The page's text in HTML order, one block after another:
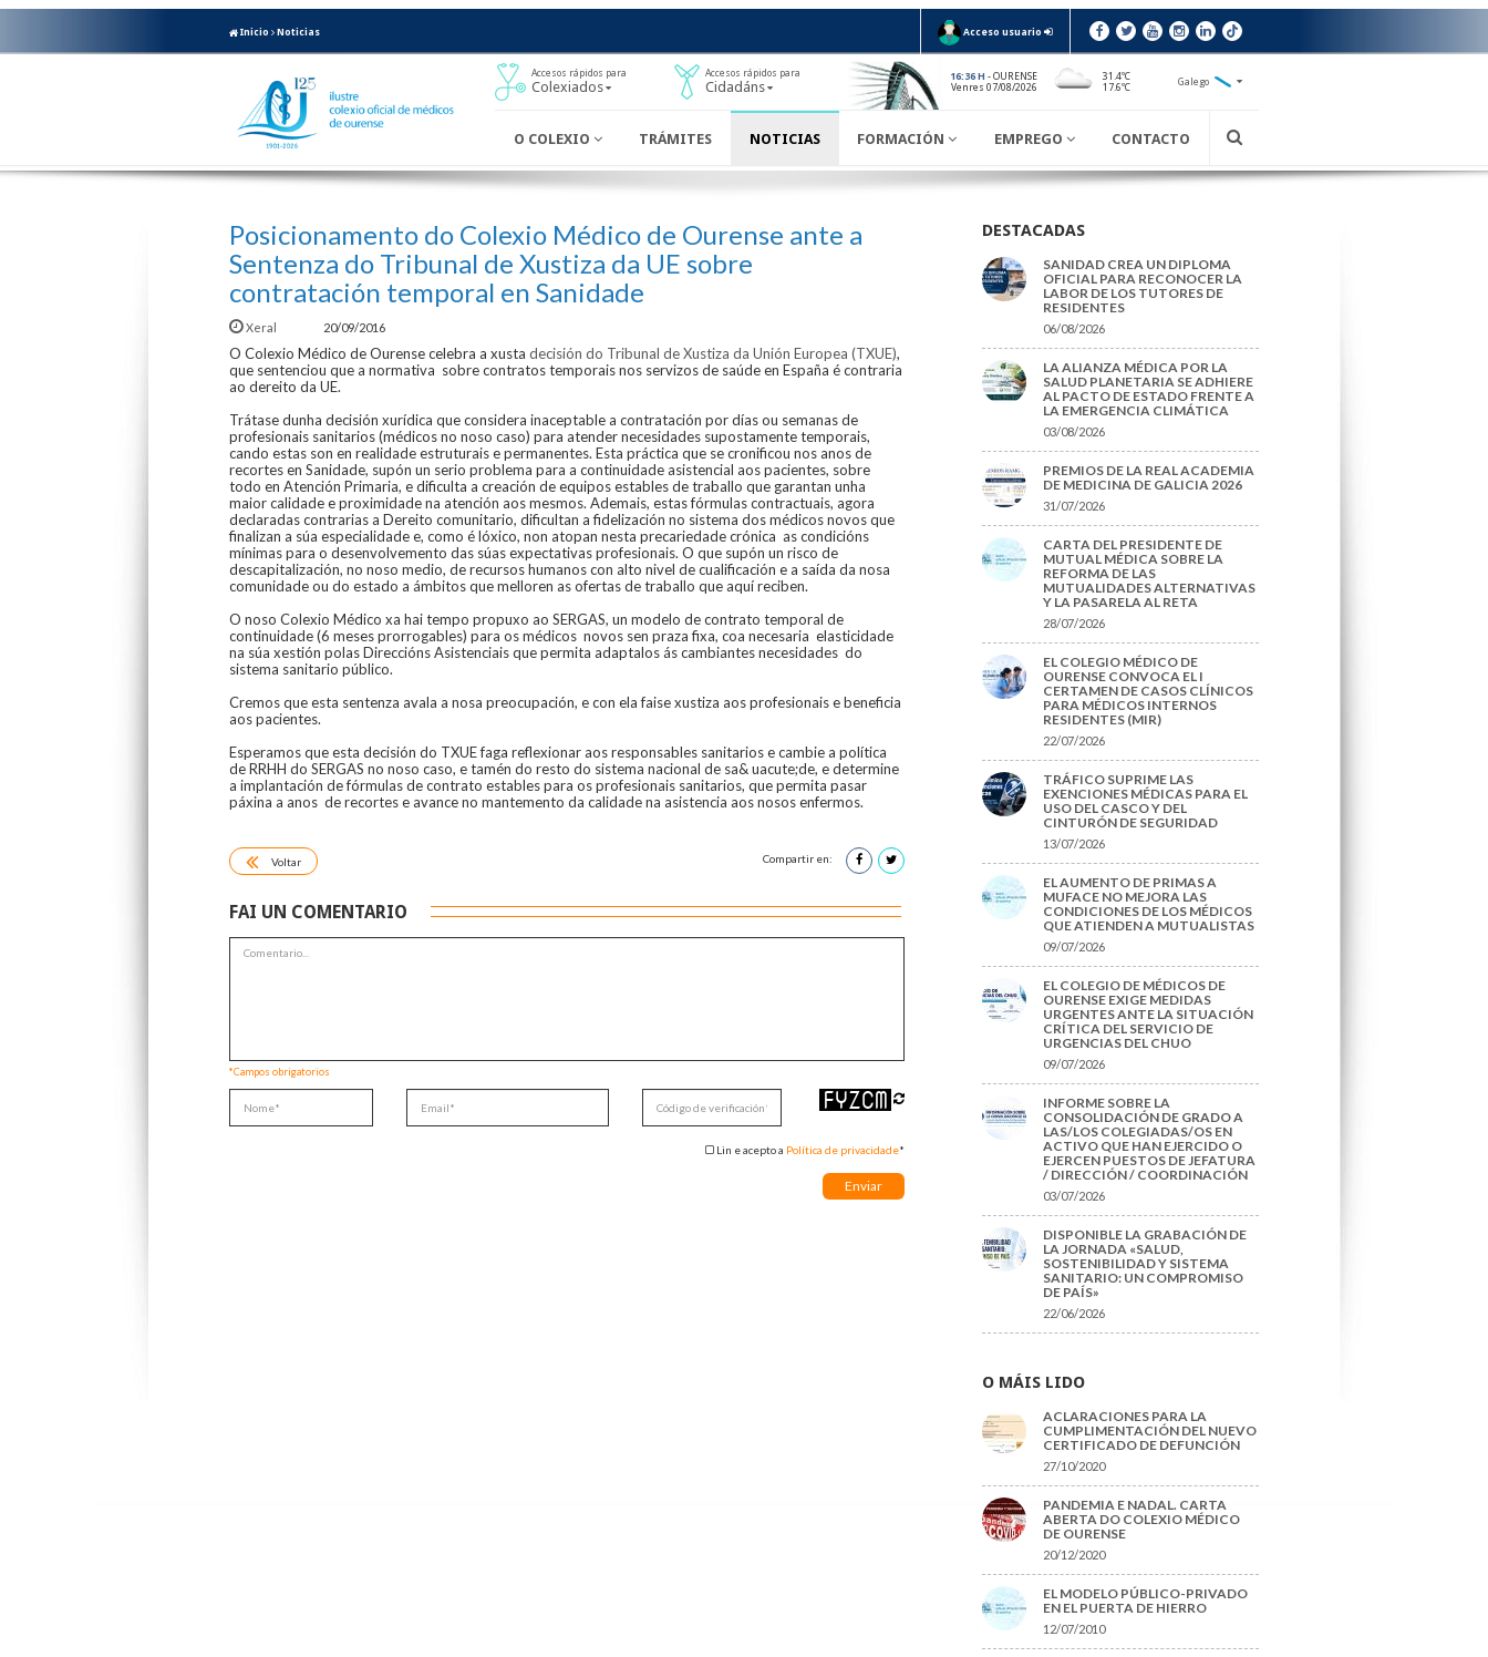
Inicio Noticias Acceso usuario
Accesos rápidos para
Colexiados
Accesos rápidos para
Cidadáns
16:36 H - OURENSE
Venres 07/08/2026
31.4ºC
17.6ºC
Galego
O COLEXIO TRÁMITES NOTICIAS FORMACIÓN EMPREGO CONTACTO
Posicionamento do Colexio Médico de Ourense ante a
Sentenza do Tribunal de Xustiza da UE sobre
contratación temporal en Sanidade
Xeral 20/09/2016
O Colexio Médico de Ourense celebra a xusta decisión do Tribunal de Xustiza da Unión Europea (TXUE),
que sentenciou que a normativa sobre contratos temporais nos servizos de saúde en España é contraria
ao dereito da UE.
Trátase dunha decisión xurídica que considera inaceptable a contratación por días ou semanas de
profesionais sanitarios (médicos no noso caso) para atender necesidades supostamente temporais,
cando estas son en realidade estruturais e permanentes. Esta práctica que se cronificou nos anos de
recortes en Sanidade, supón un serio problema para a continuidade asistencial aos pacientes, sobre
todo en Atención Primaria, e dificulta a creación de equipos estables de traballo que garantan unha
maior calidade e proximidade na atención aos mesmos. Ademais, estas fórmulas contractuais, agora
declaradas contrarias a Dereito comunitario, dificultan a fidelización no sistema dos médicos novos que
finalizan a súa especialidade e, como é lóxico, non atopan nesta precariedade crónica as condicións
mínimas para o desenvolvemento das súas expectativas profesionais. O que supón un risco de
descapitalización, no noso medio, de recursos humanos con alto nivel de cualificación e a saída da nosa
comunidade ou do estado a ámbitos que melloren as ofertas de traballo que aquí reciben.
O noso Colexio Médico xa hai tempo propuxo ao SERGAS, un modelo de contrato temporal de
continuidade (6 meses prorrogables) para os médicos novos sen praza fixa, coa necesaria elasticidade
na súa xestión polas Direccións Asistenciais que permita adaptalos ás cambiantes necesidades do
sistema sanitario público.
Cremos que esta sentenza avala a nosa preocupación, e con ela faise xustiza aos profesionais e beneficia
aos pacientes.
Esperamos que esta decisión do TXUE faga reflexionar aos responsables sanitarios e cambie a política
de RRHH do SERGAS no noso caso, e tamén do resto do sistema nacional de sa& uacute;de, e determine
a implantación de fórmulas de contrato estables para os profesionais sanitarios, que permita pasar
páxina a anos de recortes e avance no mantemento da calidade na asistencia aos nosos enfermos.
Voltar Compartir en:
FAI UN COMENTARIO
*Campos obrigatorios
Lin e acepto a Política de privacidade*
DESTACADAS
SANIDAD CREA UN DIPLOMA
OFICIAL PARA RECONOCER LA
LABOR DE LOS TUTORES DE
RESIDENTES
06/08/2026
LA ALIANZA MÉDICA POR LA
SALUD PLANETARIA SE ADHIERE
AL PACTO DE ESTADO FRENTE A
LA EMERGENCIA CLIMÁTICA
03/08/2026
PREMIOS DE LA REAL ACADEMIA
DE MEDICINA DE GALICIA 2026
31/07/2026
CARTA DEL PRESIDENTE DE
MUTUAL MÉDICA SOBRE LA
REFORMA DE LAS
MUTUALIDADES ALTERNATIVAS
Y LA PASARELA AL RETA
28/07/2026
EL COLEGIO MÉDICO DE
OURENSE CONVOCA EL I
CERTAMEN DE CASOS CLÍNICOS
PARA MÉDICOS INTERNOS
RESIDENTES (MIR)
22/07/2026
TRÁFICO SUPRIME LAS
EXENCIONES MÉDICAS PARA EL
USO DEL CASCO Y DEL
CINTURÓN DE SEGURIDAD
13/07/2026
EL AUMENTO DE PRIMAS A
MUFACE NO MEJORA LAS
CONDICIONES DE LOS MÉDICOS
QUE ATIENDEN A MUTUALISTAS
09/07/2026
EL COLEGIO DE MÉDICOS DE
OURENSE EXIGE MEDIDAS
URGENTES ANTE LA SITUACIÓN
CRÍTICA DEL SERVICIO DE
URGENCIAS DEL CHUO
09/07/2026
INFORME SOBRE LA
CONSOLIDACIÓN DE GRADO A
LAS/LOS COLEGIADAS/OS EN
ACTIVO QUE HAN EJERCIDO O
EJERCEN PUESTOS DE JEFATURA
/ DIRECCIÓN / COORDINACIÓN
03/07/2026
DISPONIBLE LA GRABACIÓN DE
LA JORNADA «SALUD,
SOSTENIBILIDAD Y SISTEMA
SANITARIO: UN COMPROMISO
DE PAÍS»
22/06/2026
O MÁIS LIDO
ACLARACIONES PARA LA
CUMPLIMENTACIÓN DEL NUEVO
CERTIFICADO DE DEFUNCIÓN
27/10/2020
PANDEMIA E NADAL. CARTA
ABERTA DO COLEXIO MÉDICO
DE OURENSE
20/12/2020
EL MODELO PÚBLICO-PRIVADO
EN EL PUERTA DE HIERRO
12/07/2010